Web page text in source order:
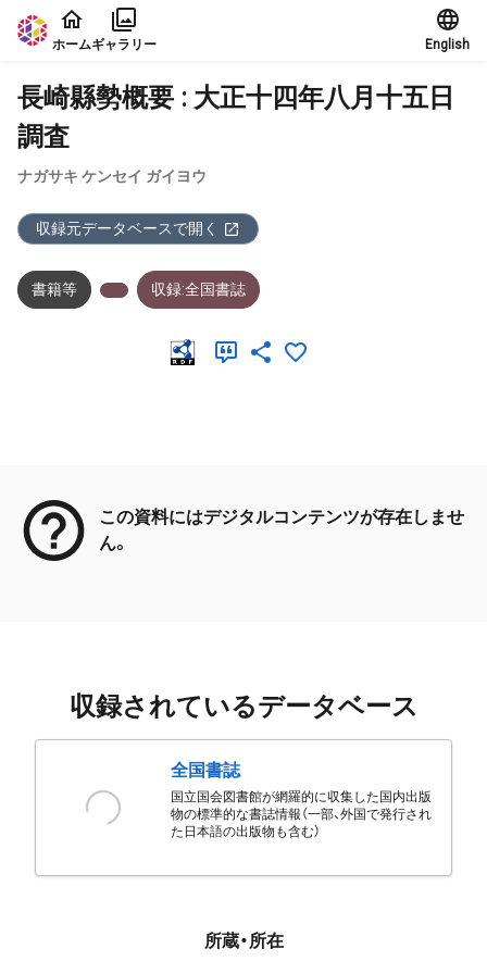
本文に飛ぶ
ホームギャラリー English
長崎縣勢概要 : 大正十四年八月十五日
調査
ナガサキ ケンセイ ガイヨウ
収録元データベースで開く
書籍等 収録:全国書誌
この資料にはデジタルコンテンツが存在しませ
ん。
収録されているデータベース
全国書誌
国立国会図書館が網羅的に収集した国内出版
物の標準的な書誌情報（一部、外国で発行され
た日本語の出版物も含む）
所蔵・所在